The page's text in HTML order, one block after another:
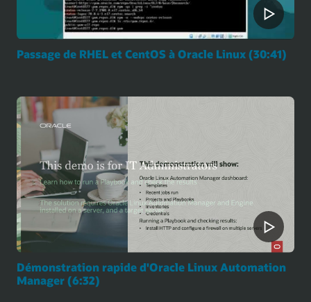
Passage de RHEL et CentOS à Oracle Linux (30:41)
Démonstration rapide d'Oracle Linux Automation
Manager (6:32)